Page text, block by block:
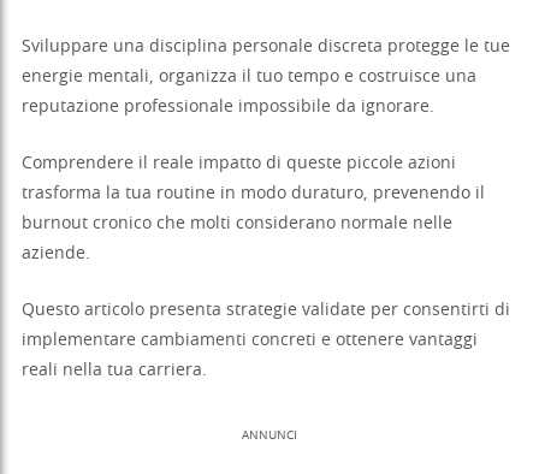
Sviluppare una disciplina personale discreta protegge le tue
energie mentali, organizza il tuo tempo e costruisce una
reputazione professionale impossibile da ignorare.
Comprendere il reale impatto di queste piccole azioni
trasforma la tua routine in modo duraturo, prevenendo il
burnout cronico che molti considerano normale nelle
aziende.
Questo articolo presenta strategie validate per consentirti di
implementare cambiamenti concreti e ottenere vantaggi
reali nella tua carriera.
ANNUNCI